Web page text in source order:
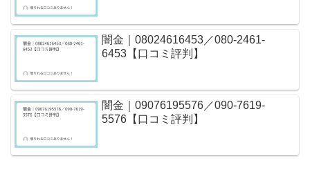
闇金｜08024616453／080-2461-
6453【口コミ評判】
闇金｜09076195576／090-7619-
5576【口コミ評判】